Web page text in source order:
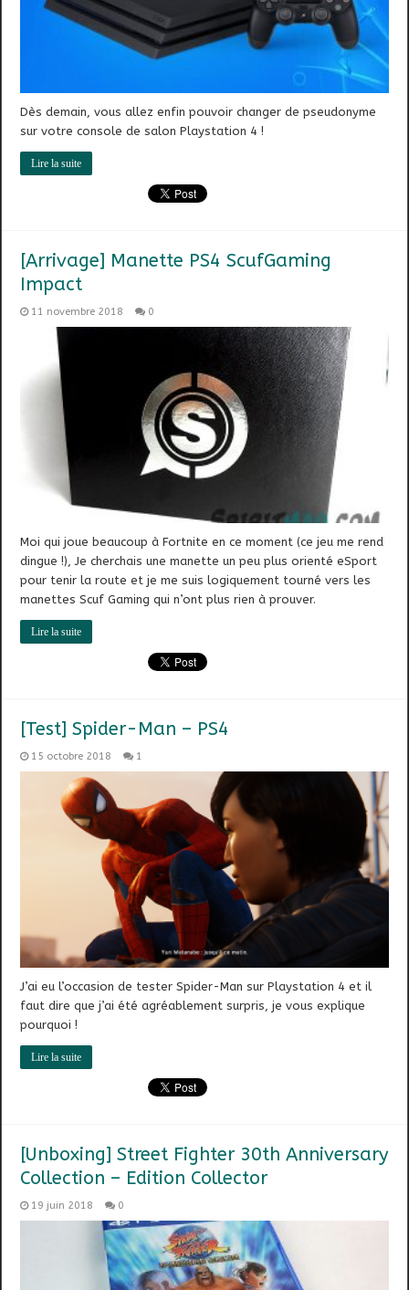
Dès demain, vous allez enfin pouvoir changer de pseudonyme
sur votre console de salon Playstation 4 !
Lire la suite
[Arrivage] Manette PS4 ScufGaming
Impact
11 novembre 2018 0
Moi qui joue beaucoup à Fortnite en ce moment (ce jeu me rend
dingue !), Je cherchais une manette un peu plus orienté eSport
pour tenir la route et je me suis logiquement tourné vers les
manettes Scuf Gaming qui n’ont plus rien à prouver.
Lire la suite
[Test] Spider-Man – PS4
15 octobre 2018 1
J’ai eu l’occasion de tester Spider-Man sur Playstation 4 et il
faut dire que j’ai été agréablement surpris, je vous explique
pourquoi !
Lire la suite
[Unboxing] Street Fighter 30th Anniversary
Collection – Edition Collector
19 juin 2018 0